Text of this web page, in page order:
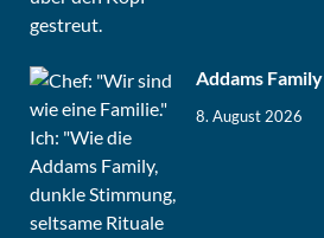
Addams Family
8. August 2026